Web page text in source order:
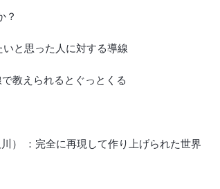
？
と思った人に対する導線
教えられるとぐっとくる
） ：完全に再現して作り上げられた世界